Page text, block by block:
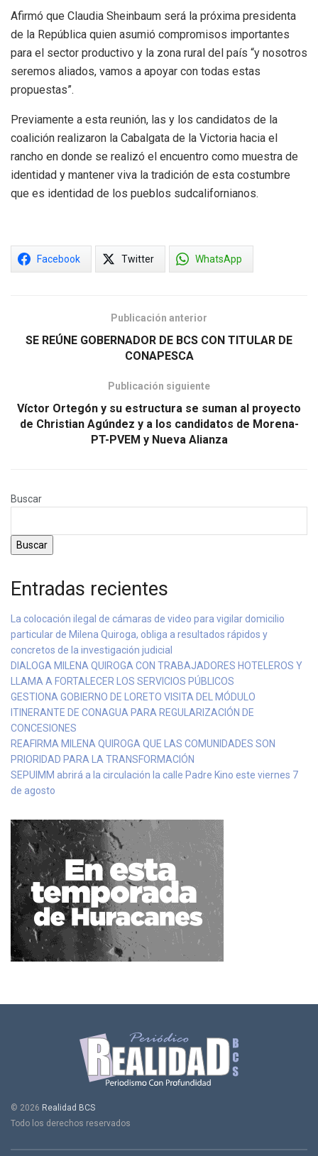
Afirmó que Claudia Sheinbaum será la próxima presidenta
de la República quien asumió compromisos importantes
para el sector productivo y la zona rural del país “y nosotros
seremos aliados, vamos a apoyar con todas estas
propuestas”.
Previamente a esta reunión, las y los candidatos de la
coalición realizaron la Cabalgata de la Victoria hacia el
rancho en donde se realizó el encuentro como muestra de
identidad y mantener viva la tradición de esta costumbre
que es identidad de los pueblos sudcalifornianos.
Facebook Twitter WhatsApp
Publicación anterior
SE REÚNE GOBERNADOR DE BCS CON TITULAR DE
CONAPESCA
Publicación siguiente
Víctor Ortegón y su estructura se suman al proyecto
de Christian Agúndez y a los candidatos de Morena-
PT-PVEM y Nueva Alianza
Buscar
Buscar
Entradas recientes
La colocación ilegal de cámaras de video para vigilar domicilio
particular de Milena Quiroga, obliga a resultados rápidos y
concretos de la investigación judicial
DIALOGA MILENA QUIROGA CON TRABAJADORES HOTELEROS Y
LLAMA A FORTALECER LOS SERVICIOS PÚBLICOS
GESTIONA GOBIERNO DE LORETO VISITA DEL MÓDULO
ITINERANTE DE CONAGUA PARA REGULARIZACIÓN DE
CONCESIONES
REAFIRMA MILENA QUIROGA QUE LAS COMUNIDADES SON
PRIORIDAD PARA LA TRANSFORMACIÓN
SEPUIMM abrirá a la circulación la calle Padre Kino este viernes 7
de agosto
© 2026 Realidad BCS
Todo los derechos reservados